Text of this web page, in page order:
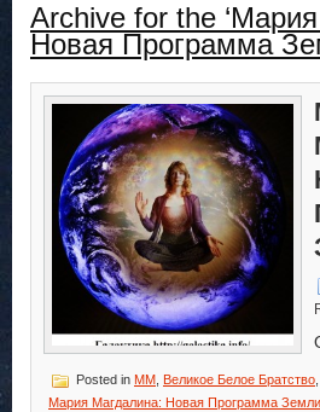
Archive for the
Новая Программа
Posted in MM Великое Белое Братство
Мария Магдалина: Новая Программа Земли